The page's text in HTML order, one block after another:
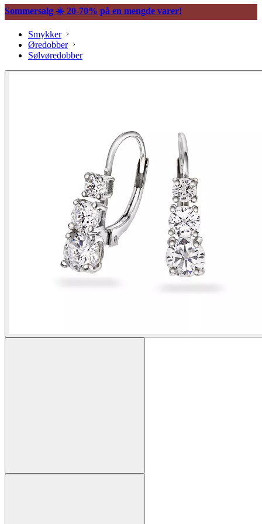
Sommersalg ☀️ 20-70% på en mengde varer!
Smykker
Øredobber
Sølvøredobber